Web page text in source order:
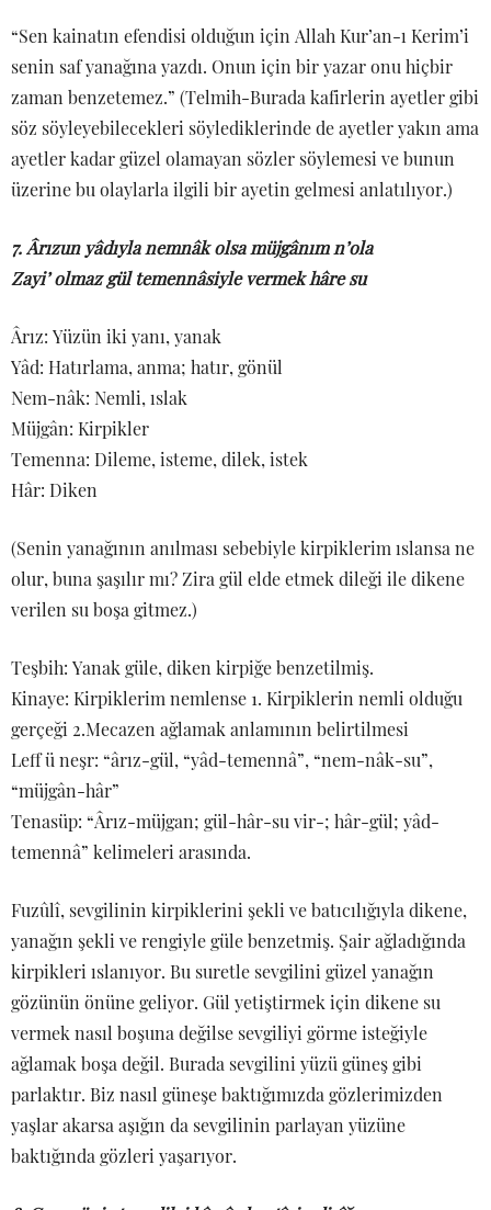
“Sen kainatın efendisi olduğun için Allah Kur’an-ı Kerim’i
senin saf yanağına yazdı. Onun için bir yazar onu hiçbir
zaman benzetemez.” (Telmih-Burada kafirlerin ayetler gibi
söz söyleyebilecekleri söylediklerinde de ayetler yakın ama
ayetler kadar güzel olamayan sözler söylemesi ve bunun
üzerine bu olaylarla ilgili bir ayetin gelmesi anlatılıyor.)
7. Ârızun yâdıyla nemnâk olsa müjgânım n’ola
Zayi’ olmaz gül temennâsiyle vermek hâre su
Ârız: Yüzün iki yanı, yanak
Yâd: Hatırlama, anma; hatır, gönül
Nem-nâk: Nemli, ıslak
Müjgân: Kirpikler
Temenna: Dileme, isteme, dilek, istek
Hâr: Diken
(Senin yanağının anılması sebebiyle kirpiklerim ıslansa ne
olur, buna şaşılır mı? Zira gül elde etmek dileği ile dikene
verilen su boşa gitmez.)
Teşbih: Yanak güle, diken kirpiğe benzetilmiş.
Kinaye: Kirpiklerim nemlense 1. Kirpiklerin nemli olduğu
gerçeği 2.Mecazen ağlamak anlamının belirtilmesi
Leff ü neşr: “ârız-gül, “yâd-temennâ”, “nem-nâk-su”,
“müjgân-hâr”
Tenasüp: “Ârız-müjgan; gül-hâr-su vir-; hâr-gül; yâd-
temennâ” kelimeleri arasında.
Fuzûlî, sevgilinin kirpiklerini şekli ve batıcılığıyla dikene,
yanağın şekli ve rengiyle güle benzetmiş. Şair ağladığında
kirpikleri ıslanıyor. Bu suretle sevgilini güzel yanağın
gözünün önüne geliyor. Gül yetiştirmek için dikene su
vermek nasıl boşuna değilse sevgiliyi görme isteğiyle
ağlamak boşa değil. Burada sevgilini yüzü güneş gibi
parlaktır. Biz nasıl güneşe baktığımızda gözlerimizden
yaşlar akarsa aşığın da sevgilinin parlayan yüzüne
baktığında gözleri yaşarıyor.